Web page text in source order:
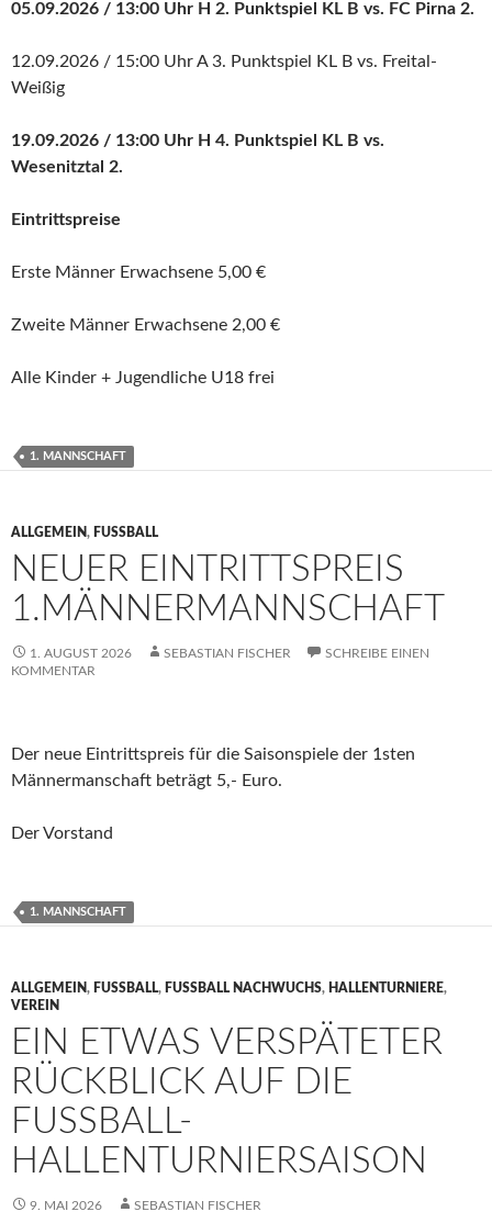
05.09.2026 / 13:00 Uhr H 2. Punktspiel KL B vs. FC Pirna 2.
12.09.2026 / 15:00 Uhr A 3. Punktspiel KL B vs. Freital-
Weißig
19.09.2026 / 13:00 Uhr H 4. Punktspiel KL B vs.
Wesenitztal 2.
Eintrittspreise
Erste Männer Erwachsene 5,00 €
Zweite Männer Erwachsene 2,00 €
Alle Kinder + Jugendliche U18 frei
1. MANNSCHAFT
ALLGEMEIN, FUSSBALL
NEUER EINTRITTSPREIS
1.MÄNNERMANNSCHAFT
1. AUGUST 2026 SEBASTIAN FISCHER
SCHREIBE EINEN
KOMMENTAR
Der neue Eintrittspreis für die Saisonspiele der 1sten
Männermanschaft beträgt 5,- Euro.
Der Vorstand
1. MANNSCHAFT
ALLGEMEIN, FUSSBALL , FUSSBALL NACHWUCHS , HALLENTURNIERE,
VEREIN
EIN ETWAS VERSPÄTETER
RÜCKBLICK AUF DIE
FUSSBALL-H
ALLENTURNIERSAISON
9. MAI 2026 SEBASTIAN FISCHER